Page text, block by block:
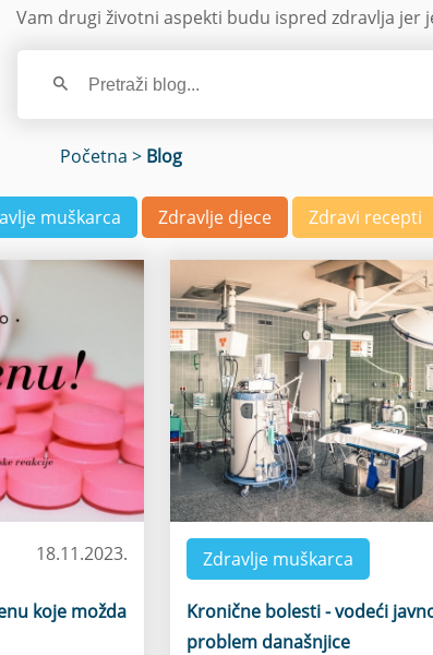
Vam drugi životni aspekti budu ispred zdravlja jer
Početna > Blog
muškarca Zdravlje djece Zdravi recepti
18.11.2023.
koje možda
Zdravlje muškarca
Kronične bolesti - vodeći
problem današnjice